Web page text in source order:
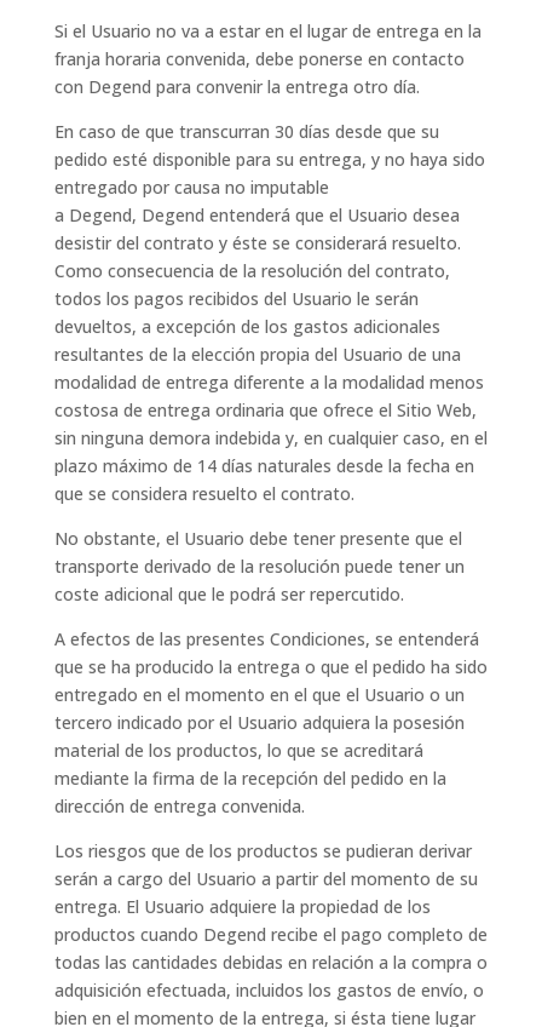
Si el Usuario no va a estar en el lugar de entrega en la
franja horaria convenida, debe ponerse en contacto
con Degend para convenir la entrega otro día.
En caso de que transcurran 30 días desde que su
pedido esté disponible para su entrega, y no haya sido
entregado por causa no imputable
a Degend, Degend entenderá que el Usuario desea
desistir del contrato y éste se considerará resuelto.
Como consecuencia de la resolución del contrato,
todos los pagos recibidos del Usuario le serán
devueltos, a excepción de los gastos adicionales
resultantes de la elección propia del Usuario de una
modalidad de entrega diferente a la modalidad menos
costosa de entrega ordinaria que ofrece el Sitio Web,
sin ninguna demora indebida y, en cualquier caso, en el
plazo máximo de 14 días naturales desde la fecha en
que se considera resuelto el contrato.
No obstante, el Usuario debe tener presente que el
transporte derivado de la resolución puede tener un
coste adicional que le podrá ser repercutido.
A efectos de las presentes Condiciones, se entenderá
que se ha producido la entrega o que el pedido ha sido
entregado en el momento en el que el Usuario o un
tercero indicado por el Usuario adquiera la posesión
material de los productos, lo que se acreditará
mediante la firma de la recepción del pedido en la
dirección de entrega convenida.
Los riesgos que de los productos se pudieran derivar
serán a cargo del Usuario a partir del momento de su
entrega. El Usuario adquiere la propiedad de los
productos cuando Degend recibe el pago completo de
todas las cantidades debidas en relación a la compra o
adquisición efectuada, incluidos los gastos de envío, o
bien en el momento de la entrega, si ésta tiene lugar